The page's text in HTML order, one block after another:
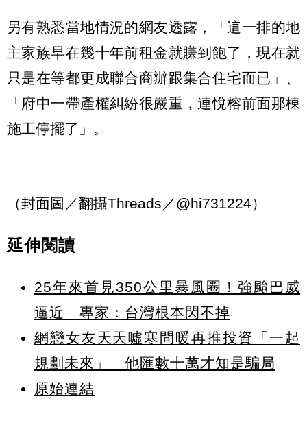
另有熟悉當地情況的網友透露，「這一排的地
主家族早在幾十年前租金就賺到飽了，現在就
只是在等都更成聯合商辦跟集合住宅而已」、
「府中一帶產權糾紛很嚴重，連悅榕前面那棟
施工停擺了」。
（封面圖／翻攝Threads／@hi731224）
延伸閱讀
25年來首見350公里暴風圈！強颱巴威
逼近 專家：台灣根本閃不掉
網戀女友天天噓寒問暖再推投資「一起
規劃未來」 他匯數十萬才知是騙局
原始連結